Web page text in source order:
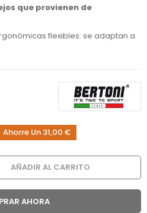
que provienen de
flexibles: se adaptan a
Ahorre Un 31,00 €
AÑADIR AL CARRITO
AHORA